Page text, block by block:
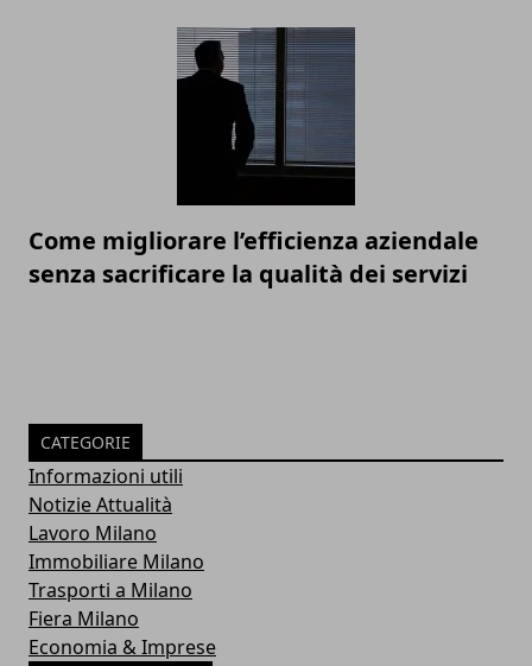
Come migliorare l’efficienza aziendale
senza sacrificare la qualità dei servizi
CATEGORIE
Informazioni utili
Notizie Attualità
Lavoro Milano
Immobiliare Milano
Trasporti a Milano
Fiera Milano
Economia & Imprese